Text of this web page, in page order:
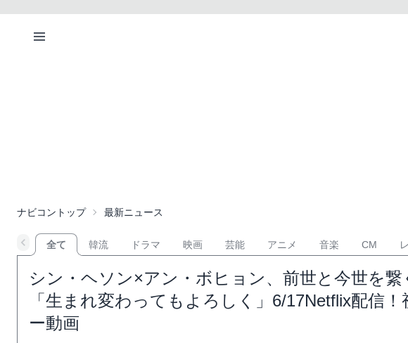
ナビコントップ 最新ニュース
全て 韓流 ドラマ 映画 芸能 アニメ 音楽 CM
シン・ヘソン×アン・ボヒョン、前世と今世を
「生まれ変わってもよろしく」6/17Netflix配信
ー動画